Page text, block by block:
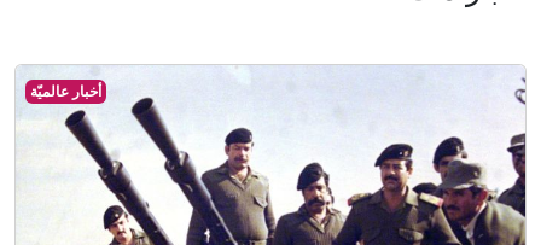
أخبار عالميّة